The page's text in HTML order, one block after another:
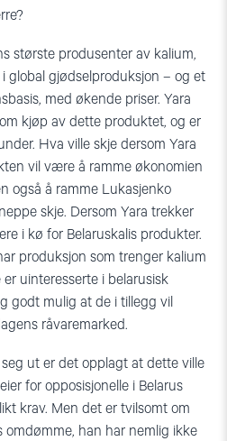
største produsenter av kalium,
global gjødselproduksjon – og et
med økende priser. Yara
kjøp av dette produktet, og er
Hva ville skje dersom Yara
vil være å ramme økonomien
også å ramme Lukasjenko
skje. Dersom Yara trekker
i kø for Belaruskalis produkter.
produksjon som trenger kalium
uinteresserte i belarusisk
godt mulig at de i tillegg vil
råvaremarked.
ut er det opplagt at dette ville
for opposisjonelle i Belarus
krav. Men det er tvilsomt om
omdømme, han har nemlig ikke